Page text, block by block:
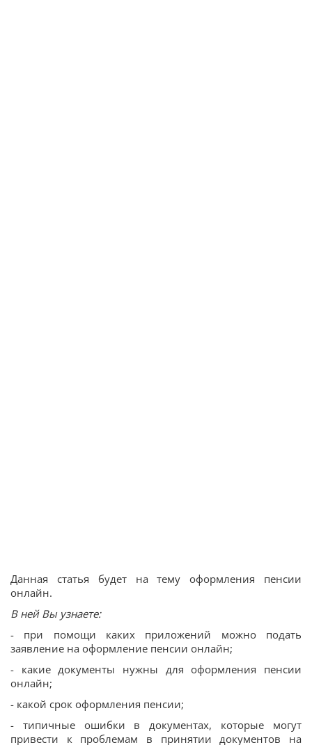
Данная статья будет на тему оформления пенсии
онлайн.
В ней Вы узнаете:
- при помощи каких приложений можно подать
заявление на оформление пенсии онлайн;
- какие документы нужны для оформления пенсии
онлайн;
- какой срок оформления пенсии;
- типичные ошибки в документах, которые могут
привести к проблемам в принятии документов на